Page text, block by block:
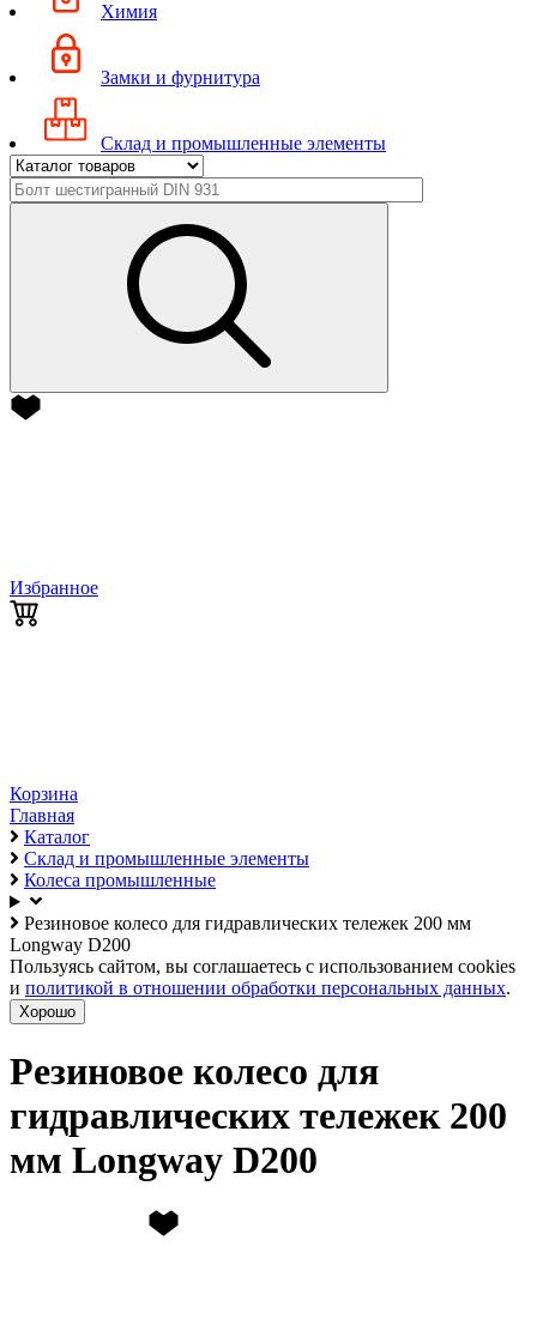
Химия
Замки и фурнитура
Склад и промышленные элементы
Избранное
Корзина
Главная
Каталог
Склад и промышленные элементы
Колеса промышленные
Резиновое колесо для гидравлических тележек 200 мм
Longway D200
Пользуясь сайтом, вы соглашаетесь с использованием cookies
и политикой в отношении обработки персональных данных.
Хорошо
Резиновое колесо для
гидравлических тележек 200
мм Longway D200